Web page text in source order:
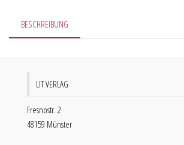
BESCHREIBUNG
LIT VERLAG
Fresnostr. 2
48159 Münster